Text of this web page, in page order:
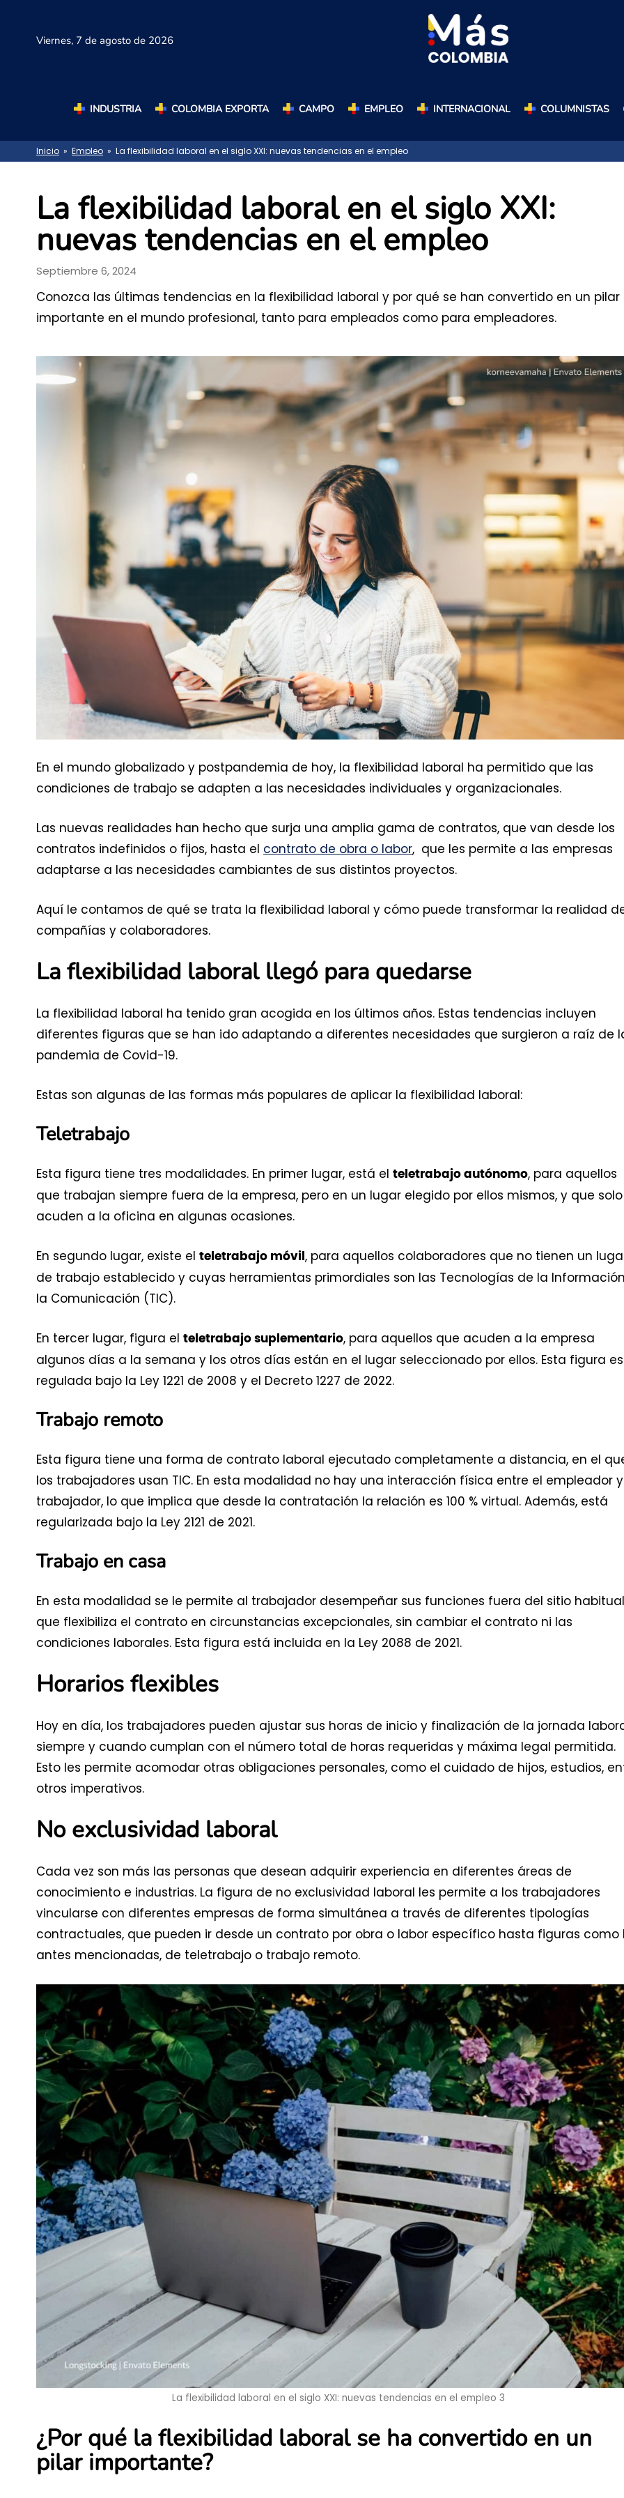
Viernes, 7 de agosto de 2026
INDUSTRIA COLOMBIA EXPORTA CAMPO EMPLEO INTERNACIONAL COLUMNISTAS
Inicio » Empleo » La flexibilidad laboral en el siglo XXI: nuevas tendencias en el empleo
La flexibilidad laboral en el siglo XXI:
nuevas tendencias en el empleo
Septiembre 6, 2024
Conozca las últimas tendencias en la flexibilidad laboral y por qué se han convertido en un pilar
importante en el mundo profesional, tanto para empleados como para empleadores.
En el mundo globalizado y postpandemia de hoy, la flexibilidad laboral ha permitido que las
condiciones de trabajo se adapten a las necesidades individuales y organizacionales.
Las nuevas realidades han hecho que surja una amplia gama de contratos, que van desde los
contratos indefinidos o fijos, hasta el contrato de obra o labor, que les permite a las empresas
adaptarse a las necesidades cambiantes de sus distintos proyectos.
Aquí le contamos de qué se trata la flexibilidad laboral y cómo puede transformar la realidad
compañías y colaboradores.
La flexibilidad laboral llegó para quedarse
La flexibilidad laboral ha tenido gran acogida en los últimos años. Estas tendencias incluyen
diferentes figuras que se han ido adaptando a diferentes necesidades que surgieron a raíz de
pandemia de Covid-19.
Estas son algunas de las formas más populares de aplicar la flexibilidad laboral:
Teletrabajo
Esta figura tiene tres modalidades. En primer lugar, está el teletrabajo autónomo, para aquellos
que trabajan siempre fuera de la empresa, pero en un lugar elegido por ellos mismos, y que solo
acuden a la oficina en algunas ocasiones.
En segundo lugar, existe el teletrabajo móvil , para aquellos colaboradores que no tienen un
de trabajo establecido y cuyas herramientas primordiales son las Tecnologías de la
la Comunicación (TIC).
En tercer lugar, figura el teletrabajo suplementario, para aquellos que acuden a la empresa
algunos días a la semana y los otros días están en el lugar seleccionado por ellos. Esta figura
regulada bajo la Ley 1221 de 2008 y el Decreto 1227 de 2022.
Trabajo remoto
Esta figura tiene una forma de contrato laboral ejecutado completamente a distancia, en el
los trabajadores usan TIC. En esta modalidad no hay una interacción física entre el empleador
trabajador, lo que implica que desde la contratación la relación es 100 % virtual. Además, está
regularizada bajo la Ley 2121 de 2021.
Trabajo en casa
En esta modalidad se le permite al trabajador desempeñar sus funciones fuera del sitio
que flexibiliza el contrato en circunstancias excepcionales, sin cambiar el contrato ni las
condiciones laborales. Esta figura está incluida en la Ley 2088 de 2021.
Horarios flexibles
Hoy en día, los trabajadores pueden ajustar sus horas de inicio y finalización de la jornada
siempre y cuando cumplan con el número total de horas requeridas y máxima legal permitida.
Esto les permite acomodar otras obligaciones personales, como el cuidado de hijos, estudios,
otros imperativos.
No exclusividad laboral
Cada vez son más las personas que desean adquirir experiencia en diferentes áreas de
conocimiento e industrias. La figura de no exclusividad laboral les permite a los trabajadores
vincularse con diferentes empresas de forma simultánea a través de diferentes tipologías
contractuales, que pueden ir desde un contrato por obra o labor específico hasta figuras como
antes mencionadas, de teletrabajo o trabajo remoto.
La flexibilidad laboral en el siglo XXI: nuevas tendencias en el empleo 3
¿Por qué la flexibilidad laboral se ha convertido en un
pilar importante?